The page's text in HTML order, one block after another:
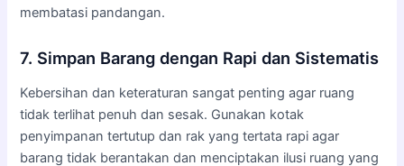
membatasi pandangan.
7. Simpan Barang dengan Rapi dan Sistematis
Kebersihan dan keteraturan sangat penting agar ruang
tidak terlihat penuh dan sesak. Gunakan kotak
penyimpanan tertutup dan rak yang tertata rapi agar
barang tidak berantakan dan menciptakan ilusi ruang yang